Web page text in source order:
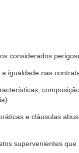
considerados
igualdade nas
e cláusulas
supervenientes que